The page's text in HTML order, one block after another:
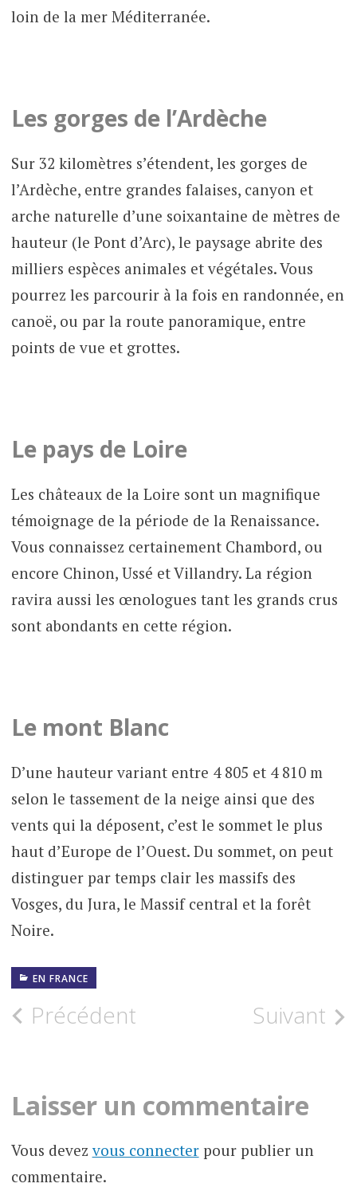
loin de la mer Méditerranée.
Les gorges de l’Ardèche
Sur 32 kilomètres s’étendent, les gorges de
l’Ardèche, entre grandes falaises, canyon et
arche naturelle d’une soixantaine de mètres de
hauteur (le Pont d’Arc), le paysage abrite des
milliers espèces animales et végétales. Vous
pourrez les parcourir à la fois en randonnée, en
canoë, ou par la route panoramique, entre
points de vue et grottes.
Le pays de Loire
Les châteaux de la Loire sont un magnifique
témoignage de la période de la Renaissance.
Vous connaissez certainement Chambord, ou
encore Chinon, Ussé et Villandry. La région
ravira aussi les œnologues tant les grands crus
sont abondants en cette région.
Le mont Blanc
D’une hauteur variant entre 4 805 et 4 810 m
selon le tassement de la neige ainsi que des
vents qui la déposent, c’est le sommet le plus
haut d’Europe de l’Ouest. Du sommet, on peut
distinguer par temps clair les massifs des
Vosges, du Jura, le Massif central et la forêt
Noire.
EN FRANCE
Navigation
articles
Précédent Suivant
Laisser un commentaire
Vous devezvous connecterpour publier un
commentaire.